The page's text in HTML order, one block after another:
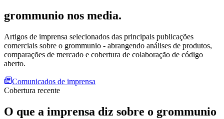
grommunio nos media.
Artigos de imprensa selecionados das principais publicações
comerciais sobre o grommunio - abrangendo análises de produtos,
comparações de mercado e cobertura de colaboração de código
aberto.
Comunicados de imprensa
Cobertura recente
O que a imprensa diz sobre o grommunio